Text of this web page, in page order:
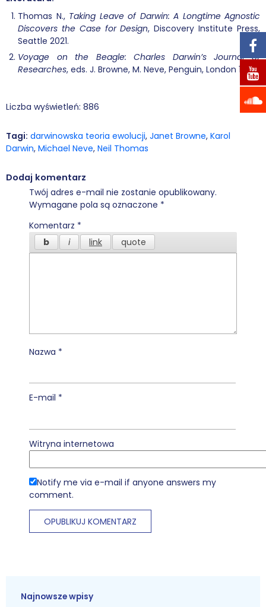
Thomas N., Taking Leave of Darwin: A Longtime Agnostic
Discovers the Case for Design, Discovery Institute Press,
Seattle 2021.
Voyage on the Beagle: Charles Darwin’s Journal of
Researches, eds. J. Browne, M. Neve, Penguin, London 1989.
Liczba wyświetleń: 886
Tagi: darwinowska teoria ewolucji, Janet Browne, Karol
Darwin, Michael Neve, Neil Thomas
Dodaj komentarz
Twój adres e-mail nie zostanie opublikowany.
Wymagane pola są oznaczone *
Komentarz *
Nazwa *
E-mail *
Witryna internetowa
Notify me via e-mail if anyone answers my
comment.
Najnowsze wpisy